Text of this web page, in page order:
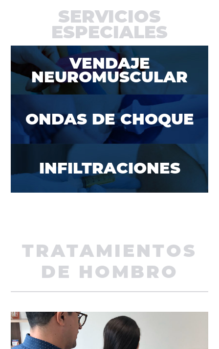
SERVICIOS
ESPECIALES
VENDAJE
NEUROMUSCULAR
ONDAS DE CHOQUE
INFILTRACIONES
TRATAMIENTOS
DE HOMBRO